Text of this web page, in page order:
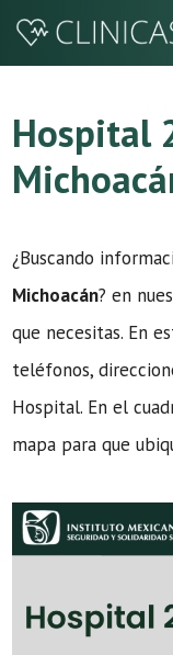
Saltar
Hospital
¿Buscando
Michoacán? en
que necesitas. En
teléfonos,
Hospital. En el
mapa para que